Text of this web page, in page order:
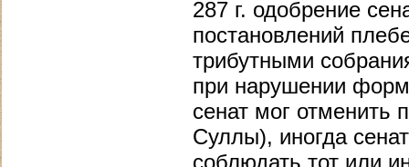
287 г. одобрение
постановлений
трибутными
при нарушении
сенат мог отменить
Суллы), иногда
соблюдать тот или